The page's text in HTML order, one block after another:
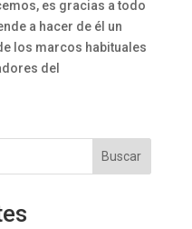
es gracias a todo
a hacer de él un
los marcos habituales
del
Buscar